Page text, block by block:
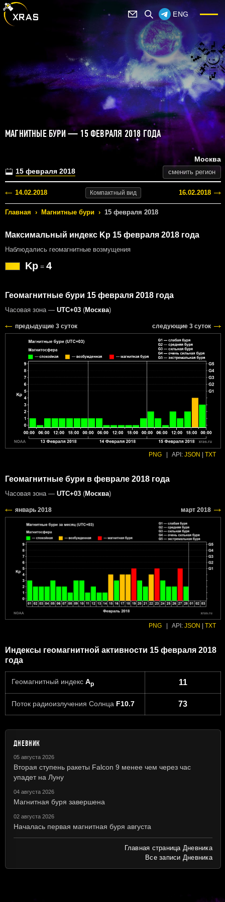
ENG
МАГНИТНЫЕ БУРИ — 15 ФЕВРАЛЯ 2018 ГОДА
15 февраля 2018
Москва
сменить регион
14.02.2018 Компактный вид 16.02.2018
Главная › Магнитные бури › 15 февраля 2018
Максимальный индекс Kp 15 февраля 2018 года
Наблюдались геомагнитные возмущения
Kp = 4
Геомагнитные бури 15 февраля 2018 года
Часовая зона — UTC+03 (Москва)
предыдущие 3 суток следующие 3 суток
PNG API: JSON TXT
Геомагнитные бури в феврале 2018 года
Часовая зона — UTC+03 (Москва)
PNG API: JSON TXT
Индексы геомагнитной активности 15 февраля 2018
года
Геомагнитный индекс Ap 11
Поток радиоизлучения Солнца F10.7 73
ДНЕВНИК
05 августа 2026
Вторая ступень ракеты Falcon 9 менее чем через час
упадет на Луну
04 августа 2026
Магнитная буря завершена
02 августа 2026
Началась первая магнитная буря августа
Главная страница Дневника
Все записи Дневника